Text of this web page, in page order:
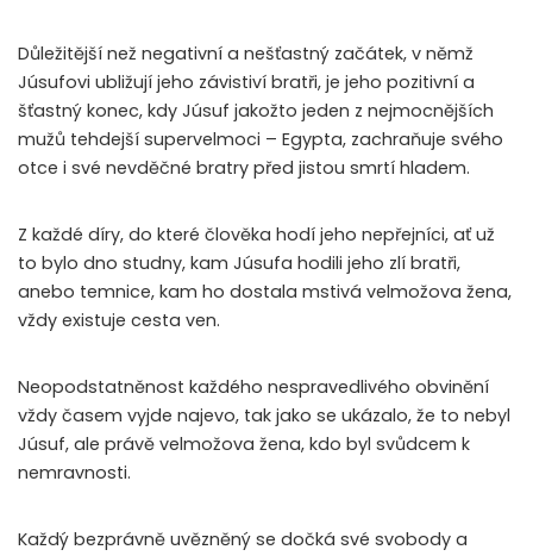
Důležitější než negativní a nešťastný začátek, v němž
Júsufovi ubližují jeho závistiví bratři, je jeho pozitivní a
šťastný konec, kdy Júsuf jakožto jeden z nejmocnějších
mužů tehdejší supervelmoci – Egypta, zachraňuje svého
otce i své nevděčné bratry před jistou smrtí hladem.
Z každé díry, do které člověka hodí jeho nepřejníci, ať už
to bylo dno studny, kam Júsufa hodili jeho zlí bratři,
anebo temnice, kam ho dostala mstivá velmožova žena,
vždy existuje cesta ven.
Neopodstatněnost každého nespravedlivého obvinění
vždy časem vyjde najevo, tak jako se ukázalo, že to nebyl
Júsuf, ale právě velmožova žena, kdo byl svůdcem k
nemravnosti.
Každý bezprávně uvězněný se dočká své svobody a